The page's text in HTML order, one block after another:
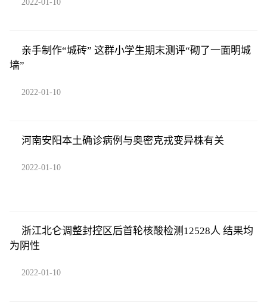
2022-01-10
亲手制作“城砖” 这群小学生期末测评“砌了一面明城
墙”
2022-01-10
河南安阳本土确诊病例与奥密克戎变异株有关
2022-01-10
浙江北仑调整封控区后首轮核酸检测12528人 结果均
为阴性
2022-01-10